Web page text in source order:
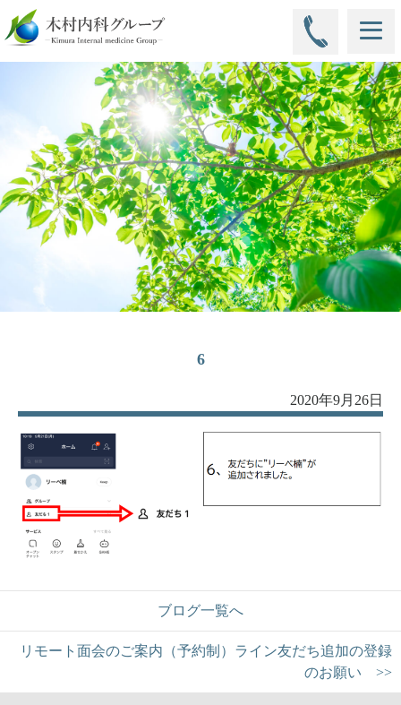
6
2020年9月26日
ブログ一覧へ
リモート面会のご案内（予約制）ライン友だち追加の登録
のお願い >>